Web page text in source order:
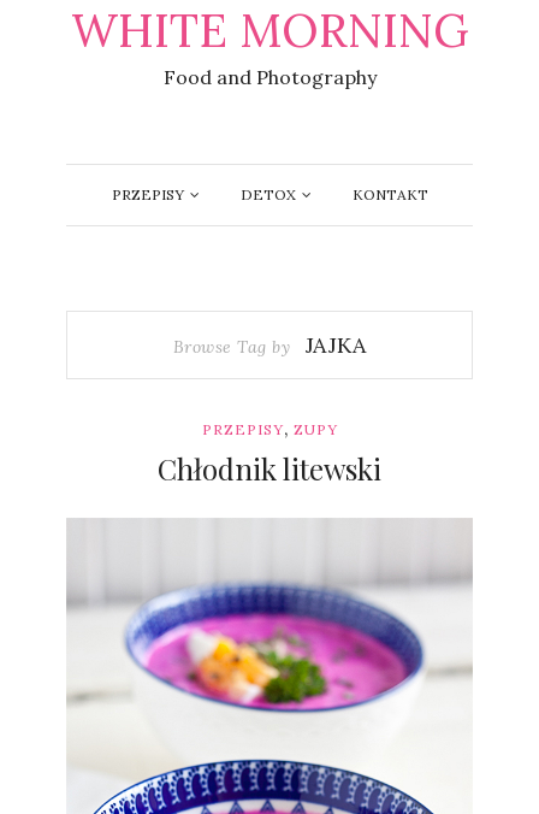
WHITE MORNING
Food and Photography
PRZEPISY DETOX KONTAKT
Browse Tag by JAJKA
PRZEPISY, ZUPY
Chłodnik litewski